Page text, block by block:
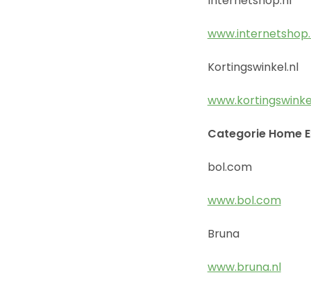
Kortingswinkel.nl
Categorie Home
bol.com
www.bol.com
Bruna
www.bruna.nl